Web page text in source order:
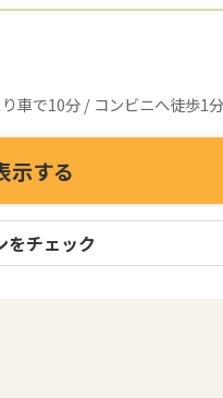
車で10分 / コンビニへ徒歩1
示する
をチェック